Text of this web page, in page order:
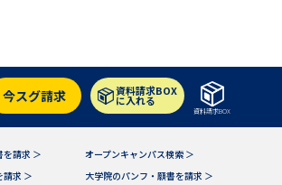
受験準備 資料検索
今スグ請求 資料請求BOX
に入れる
資料請求BOX
請求 ＞
オープンキャンパス検索 ＞
求 ＞
大学院のパンフ・願書を請求 ＞